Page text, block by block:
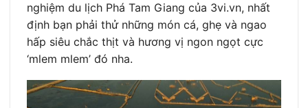
nghiệm du lịch Phá Tam Giang của 3vi.vn, nhất
định bạn phải thử những món cá, ghẹ và ngao
hấp siêu chắc thịt và hương vị ngon ngọt cực
‘mlem mlem’ đó nha.